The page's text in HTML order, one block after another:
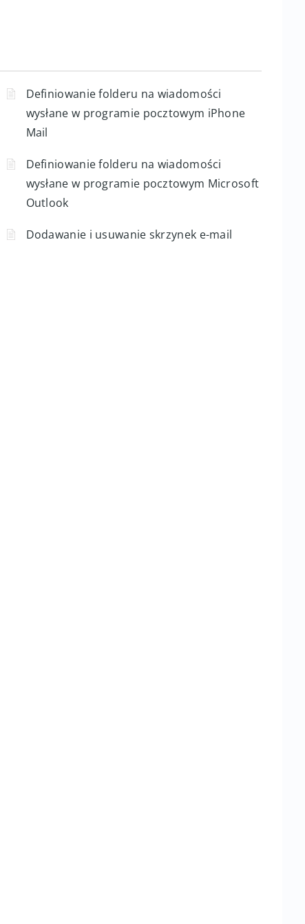
Definiowanie folderu na wiadomości
wysłane w programie pocztowym iPhone
Mail
Definiowanie folderu na wiadomości
wysłane w programie pocztowym Microsoft
Outlook
Dodawanie i usuwanie skrzynek e-mail